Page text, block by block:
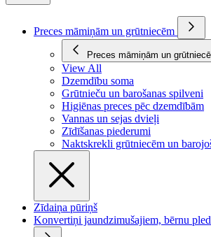
Preces māmiņām un grūtniecēm
Preces māmiņām un
View All
Dzemdību soma
Grūtnieču un barošanas spilveni
Higiēnas preces pēc dzemdībām
Vannas un sejas dvieļi
Zīdīšanas piederumi
Naktskrekli grūtniecēm un
Zīdaiņa pūriņš
Konvertiņi jaundzimušajiem, bērnu